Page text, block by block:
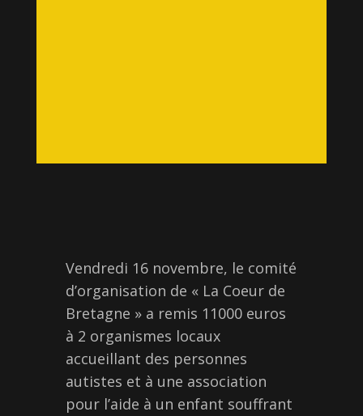
Vendredi 16 novembre, le comité
d’organisation de « La Coeur de
Bretagne » a remis 11000 euros
à 2 organismes locaux
accueillant des personnes
autistes et à une association
pour l’aide à un enfant souffrant